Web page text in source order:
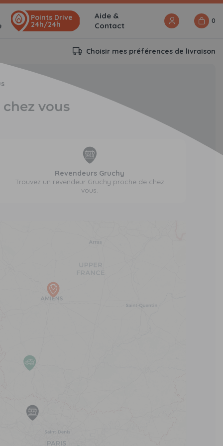
Points Drive
24h/24h
Aide &
Contact
0
Choisir mes préférences de livraison
vous
Revendeurs Gruchy
Trouvez un revendeur Gruchy proche de chez
vous.